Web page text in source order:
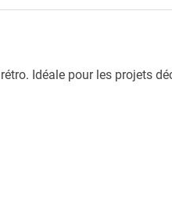
Idéale pour les projets